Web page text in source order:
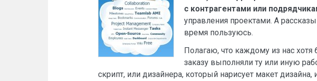
с контрагентами или
управления проектами. А
время пользуюсь.
Полагаю, что каждому из нас
заказу выполняли ту или иную
скрипт, или дизайнера, который нарисует макет